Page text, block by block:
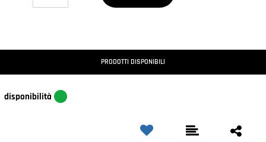
PRODOTTI DISPONIBILI
disponibilità